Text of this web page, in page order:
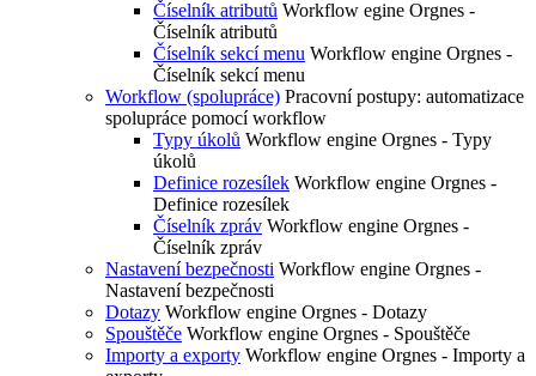
Číselník atributů Workflow egine Orgnes -
Číselník atributů
Číselník sekcí menu Workflow engine Orgnes -
Číselník sekcí menu
Workflow (spolupráce) Pracovní postupy: automatizace
spolupráce pomocí workflow
Typy úkolů Workflow engine Orgnes - Typy
úkolů
Definice rozesílek Workflow engine Orgnes -
Definice rozesílek
Číselník zpráv Workflow engine Orgnes -
Číselník zpráv
Nastavení bezpečnosti Workflow engine Orgnes -
Nastavení bezpečnosti
Dotazy Workflow engine Orgnes - Dotazy
Spouštěče Workflow engine Orgnes - Spouštěče
Importy a exporty Workflow engine Orgnes - Importy a